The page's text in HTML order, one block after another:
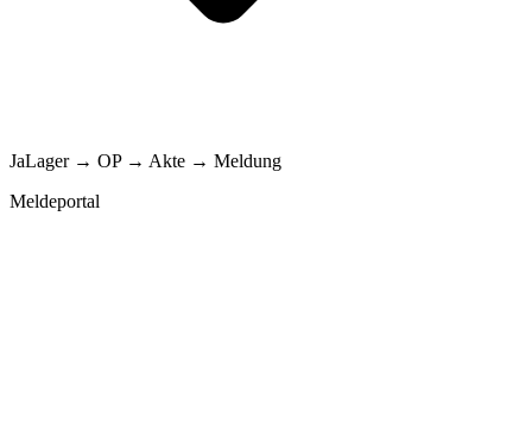
JaLager → OP → Akte → Meldung
Meldeportal